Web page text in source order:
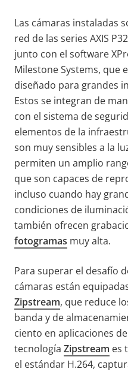
Las cámaras instaladas
red de las series AXIS
junto con el software
Milestone Systems, que
diseñado para grandes
Estos se integran de
con el sistema de
elementos de la
son muy sensibles a la
permiten un amplio
que son capaces de
incluso cuando hay
condiciones de
también ofrecen
fotogramas muy alta.
Para superar el desafío
cámaras están
Zipstream, que reduce
banda y de
ciento en aplicaciones
tecnología Zipstream es
el estándar H.264,